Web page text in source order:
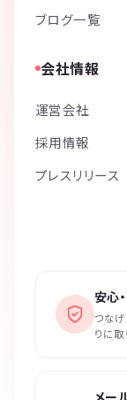
ブログ一覧
会社情報
運営会社
採用情報
プレスリリース
安心
つなげ
りに取
メー